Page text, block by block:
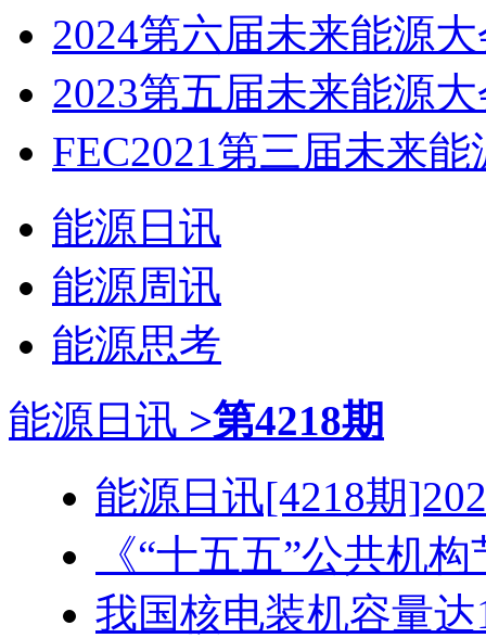
2024第六届未来能源
2023第五届未来能源
FEC2021第三届未来能
能源日讯
能源周讯
能源思考
能源日讯 >第4218期
能源日讯[4218期
《“十五五”公共机
我国核电装机容量达